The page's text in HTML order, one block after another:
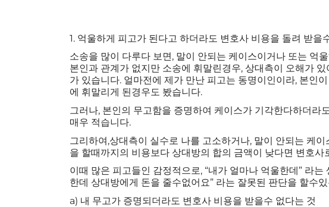
1. 억울하게 피고가 된다고 하더라도 변호사 비용을 돌려 받을
소송을 많이 다루다 보면, 말이 안되는 케이스이거나 또는 억
본인과 관계가 없지만 소송에 휘말린경우, 상대측이 오해가
가 있습니다. 얼마전에 제가 만난 피고는 동명이인이라, 본인
에 휘말리게 된경우도 봤습니다.
그러나, 본인의 무고함을 증명하여 케이스가 기각한다하더라
매우 적습니다.
그리하여,상대측이 실수로 나를 고소하거나, 말이 안되는 케
을 할때까지의 비용보다 상대방의 합의 금액이 낮다면 변호사
이때 많은 피고들인 감정적으로, “내가 얼마나 억울한데” 라
한데 상대방에게 돈을 줄수없어요” 라는 잘못된 판단을 할수
a) 내 무고가 증명되더라도 변호사 비용을 받을수 없다는 것